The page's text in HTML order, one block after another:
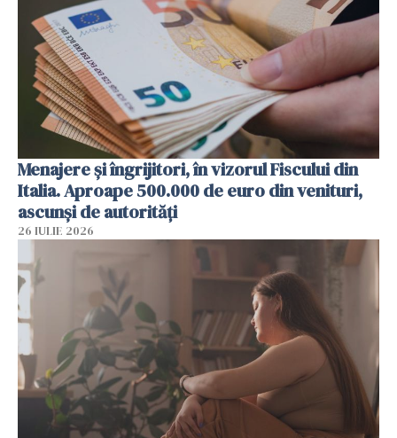
Menajere și îngrijitori, în vizorul Fiscului din
Italia. Aproape 500.000 de euro din venituri,
ascunși de autorități
26 IULIE 2026